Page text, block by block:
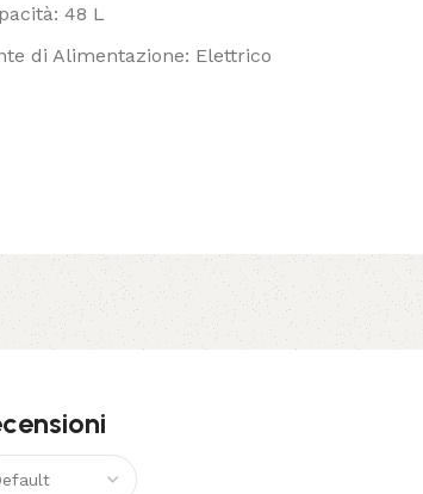
48 L
di Alimentazione: Elettrico